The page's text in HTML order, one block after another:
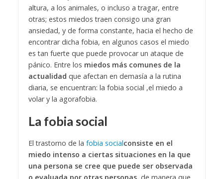
altura, a los animales, o incluso a tragar, entre
otras; estos miedos traen consigo una gran
ansiedad, y de forma constante, hacia el hecho de
encontrar dicha fobia, en algunos casos el miedo
es tan fuerte que puede provocar un ataque de
pánico. Entre los miedos más comunes de la
actualidad que afectan en demasía a la rutina
diaria, se encuentran: la fobia social ,el miedo a
volar y la agorafobia.
La fobia social
El trastorno de la fobia socialconsiste en el
miedo intenso a ciertas situaciones en la que
una persona se cree que puede ser observada
o evaluada por otras personas, de manera que